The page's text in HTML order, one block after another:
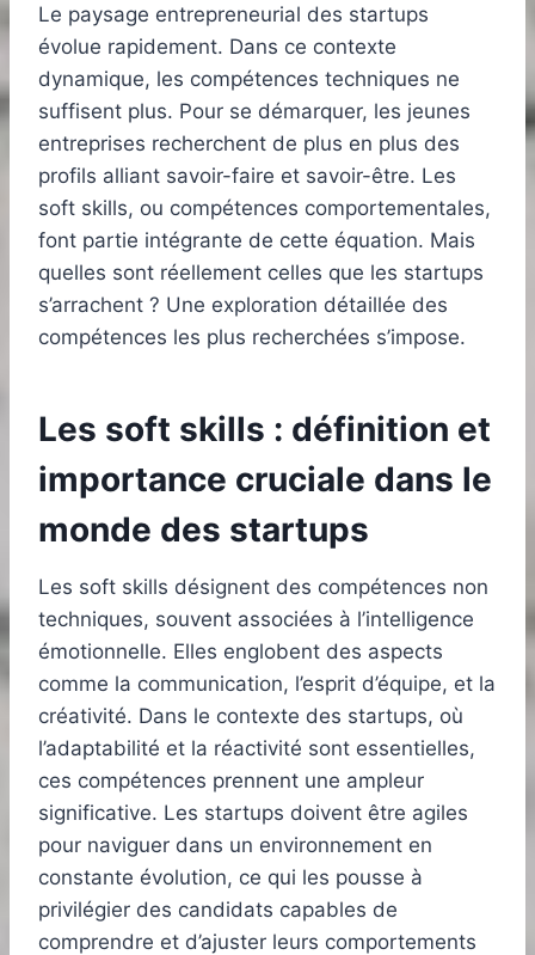
Le paysage entrepreneurial des startups
évolue rapidement. Dans ce contexte
dynamique, les compétences techniques ne
suffisent plus. Pour se démarquer, les jeunes
entreprises recherchent de plus en plus des
profils alliant savoir-faire et savoir-être. Les
soft skills, ou compétences comportementales,
font partie intégrante de cette équation. Mais
quelles sont réellement celles que les startups
s’arrachent ? Une exploration détaillée des
compétences les plus recherchées s’impose.
Les soft skills : définition et
importance cruciale dans le
monde des startups
Les soft skills désignent des compétences non
techniques, souvent associées à l’intelligence
émotionnelle. Elles englobent des aspects
comme la communication, l’esprit d’équipe, et la
créativité. Dans le contexte des startups, où
l’adaptabilité et la réactivité sont essentielles,
ces compétences prennent une ampleur
significative. Les startups doivent être agiles
pour naviguer dans un environnement en
constante évolution, ce qui les pousse à
privilégier des candidats capables de
comprendre et d’ajuster leurs comportements